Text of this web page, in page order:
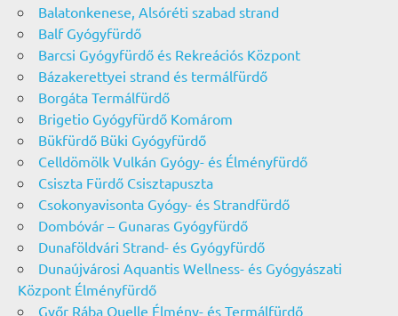
Balatonkenese, Alsóréti szabad strand
Balf Gyógyfürdő
Barcsi Gyógyfürdő és Rekreációs Központ
Bázakerettyei strand és termálfürdő
Borgáta Termálfürdő
Brigetio Gyógyfürdő Komárom
Bükfürdő Büki Gyógyfürdő
Celldömölk Vulkán Gyógy- és Élményfürdő
Csiszta Fürdő Csisztapuszta
Csokonyavisonta Gyógy- és Strandfürdő
Dombóvár – Gunaras Gyógyfürdő
Dunaföldvári Strand- és Gyógyfürdő
Dunaújvárosi Aquantis Wellness- és Gyógyászati
Központ Élményfürdő
Győr Rába Quelle Élmény- és Termálfürdő